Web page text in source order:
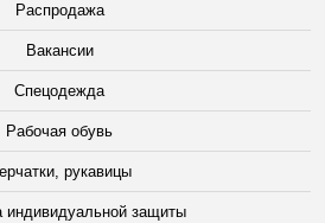
Распродажа
Вакансии
Спецодежда
Рабочая обувь
рукавицы
индивидуальной защиты